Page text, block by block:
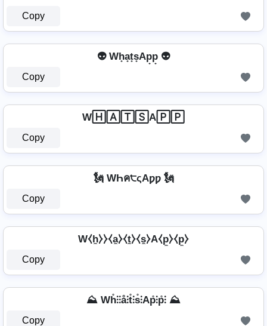
Copy
👽 Wh̟a̟t̟s̟Ap̟p̟ 👽
Copy
W🄷🄰🅃🅂A🄿🄿
Copy
🗽 WҺค੮ςAƿƿ 🗽
Copy
W⧼h̼⧽⧽⧼a̼⧽⧼t̼⧽⧼s̼⧽A⧼p̼⧽⧼p̼⧽
Copy
⛰️ Wh̊⫶⫶å⫶t̊⫶s̊⫶Ap̊⫶p̊⫶ ⛰️
Copy